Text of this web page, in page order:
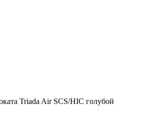
Triada Air SCS/HIC голубой